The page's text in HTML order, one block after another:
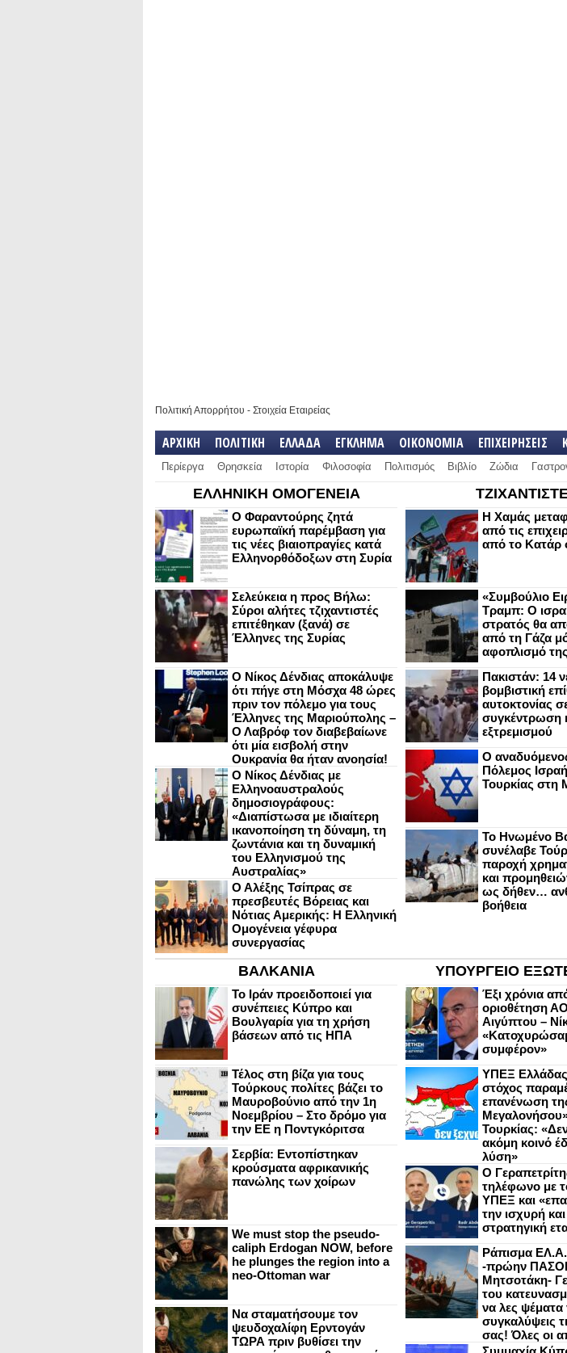
Πολιτική Απορρήτου - Στοιχεία Εταιρείας
ΑΡΧΙΚΗ ΠΟΛΙΤΙΚΗ ΕΛΛΑΔΑ ΕΓΚΛΗΜΑ ΟΙΚΟΝΟΜΙΑ ΕΠΙΧΕΙΡΗΣΕΙΣ
Περίεργα Θρησκεία Ιστορία Φιλοσοφία Πολιτισμός Βιβλίο Ζώδια
ΕΛΛΗΝΙΚΗ ΟΜΟΓΕΝΕΙΑ
Ο Φαραντούρης ζητά
ευρωπαϊκή παρέμβαση για
τις νέες βιαιοπραγίες κατά
Ελληνορθόδοξων στη Συρία
Σελεύκεια η προς Βήλω:
Σύροι αλήτες τζιχαντιστές
επιτέθηκαν (ξανά) σε
Έλληνες της Συρίας
Ο Νίκος Δένδιας αποκάλυψε
ότι πήγε στη Μόσχα 48 ώρες
πριν τον πόλεμο για τους
Έλληνες της Μαριούπολης –
Ο Λαβρόφ τον διαβεβαίωνε
ότι μία εισβολή στην
Ουκρανία θα ήταν ανοησία!
Ο Νίκος Δένδιας με
Ελληνοαυστραλούς
δημοσιογράφους:
«Διαπίστωσα με ιδιαίτερη
ικανοποίηση τη δύναμη, τη
ζωντάνια και τη δυναμική
του Ελληνισμού της
Αυστραλίας»
Ο Αλέξης Τσίπρας σε
πρεσβευτές Βόρειας και
Νότιας Αμερικής: Η Ελληνική
Ομογένεια γέφυρα
συνεργασίας
Η Χαμάς
από τις
από το Κατάρ
«Συμβούλιο
Τραμπ: Ο
στρατός θα
από τη Γάζα
αφοπλισμό
Πακιστάν: 14
βομβιστική
αυτοκτονίας
συγκέντρωση
εξτρεμισμού
Ο
Πόλεμος
Τουρκίας στη
Το Ηνωμένο
συνέλαβε
παροχή
και
ως δήθεν…
βοήθεια
ΒΑΛΚΑΝΙΑ
Το Ιράν προειδοποιεί για
συνέπειες Κύπρο και
Βουλγαρία για τη χρήση
βάσεων από τις ΗΠΑ
Τέλος στη βίζα για τους
Τούρκους πολίτες βάζει το
Μαυροβούνιο από την 1η
Νοεμβρίου – Στο δρόμο για
την ΕΕ η Ποντγκόριτσα
Σερβία: Εντοπίστηκαν
κρούσματα αφρικανικής
πανώλης των χοίρων
We must stop the pseudo-
caliph Erdogan NOW, before
he plunges the region into a
neo-Ottoman war
Να σταματήσουμε τον
ψευδοχαλίφη Ερντογάν
ΤΩΡΑ πριν βυθίσει την
ΥΠΟΥΡΓΕΙΟ
Έξι χρόνια
οριοθέτηση
Αιγύπτου –
συμφέρον»
ΥΠΕΞ
στόχος
επανένωση
Τουρκίας:
ακόμη κοινό
λύση»
Ο
τηλέφωνο με
ΥΠΕΞ και
την ισχυρή
στρατηγική
Ράπισμα
-πρώην
Μητσοτάκη-
του
να λες ψέματα
συγκαλύψεις
σας! Όλες οι